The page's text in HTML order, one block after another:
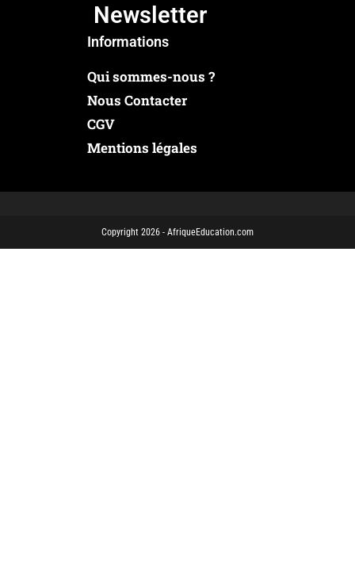
Newsletter
Informations
Qui sommes-nous ?
Nous Contacter
CGV
Mentions légales
Copyright 2026 - AfriqueEducation.com